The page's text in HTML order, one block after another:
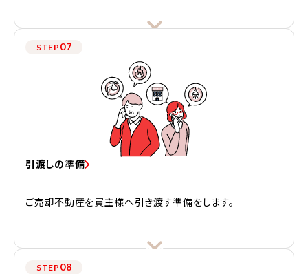
STEP 07
引渡しの準備
ご売却不動産を買主様へ引き渡す準備をします。
STEP 08